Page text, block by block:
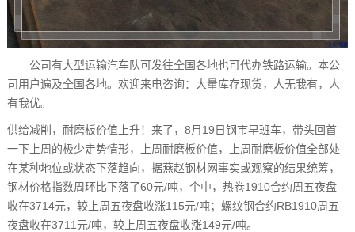
公司有大型运输汽车队可发往全国各地也可代办铁路运输。本公
司用户遍及全国各地。欢迎来电咨询：大量库存现货，人无我有，人
有我优。
供给减削，耐磨板价值上升！来了，8月19日钢市早班车，带头回首
一下上周的极少走势情形，上周耐磨板价值，上周耐磨板价值全部处
在某种地位或状态下落趋向，据燕赵钢材网事实或观察的结果统筹，
钢材价格指数周环比下落了60元/吨，个中，热卷1910合约周五夜盘
收在3714元，较上周五夜盘收涨115元/吨；螺纹钢合约RB1910周五
夜盘收在3711元/吨，较上周五夜盘收涨149元/吨。